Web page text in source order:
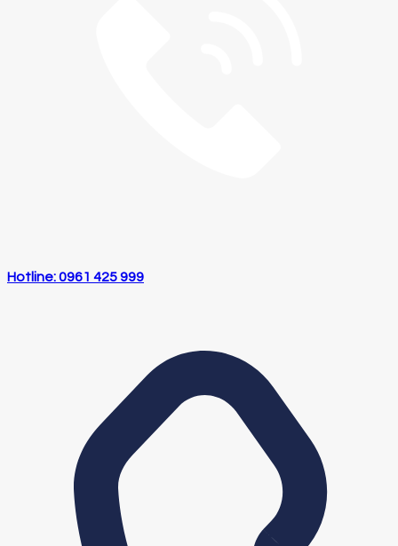
Hotline: 0961 425 999